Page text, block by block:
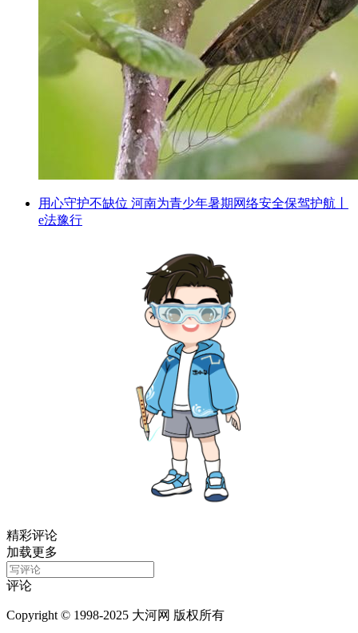
用心守护不缺位 河南为青少年暑期网络安全保驾护航丨
e法豫行
精彩评论
加载更多
评论
Copyright © 1998-2025 大河网 版权所有